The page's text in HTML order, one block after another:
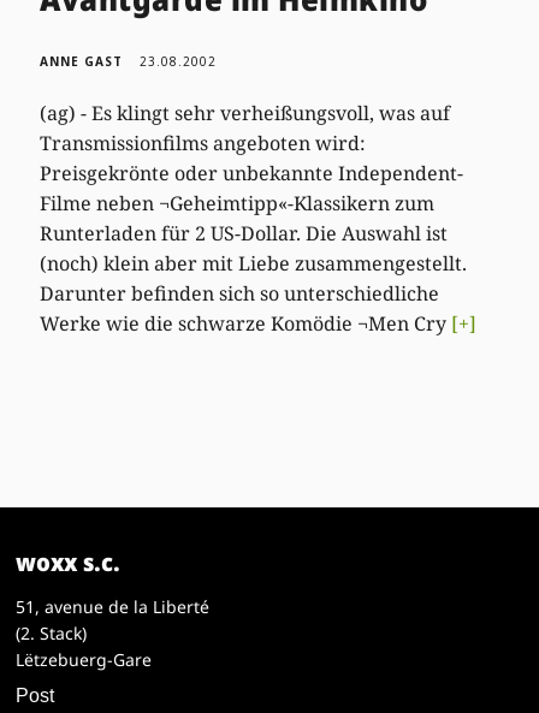
ANNE GAST 23.08.2002
(ag) - Es klingt sehr verheißungsvoll, was auf
Transmissionfilms angeboten wird:
Preisgekrönte oder unbekannte Independent-
Filme neben ¬Geheimtipp«-Klassikern zum
Runterladen für 2 US-Dollar. Die Auswahl ist
(noch) klein aber mit Liebe zusammengestellt.
Darunter befinden sich so unterschiedliche
Werke wie die schwarze Komödie ¬Men Cry [+]
woxx s.c.
51, avenue de la Liberté
(2. Stack)
Lëtzebuerg-Gare
Post